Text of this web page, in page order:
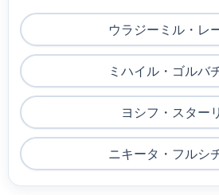
ウラジーミル・レ
ミハイル・ゴルバ
ヨシフ・スター
ニキータ・フルシ